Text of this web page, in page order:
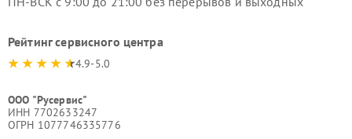
Рейтинг сервисного центра
4.9-5.0
ООО "Русервис"
ИНН 7702633247
ОГРН 1077746335776